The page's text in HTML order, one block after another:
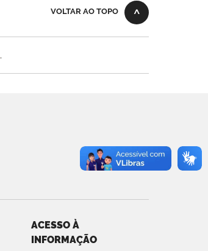
VOLTAR AO TOPO
.
ACESSO À
INFORMAÇÃO